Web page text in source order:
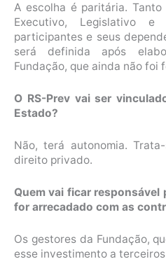
A escolha é paritária.
Executivo, Legislativo e
participantes e seus
será definida após
Fundação, que ainda não foi
O RS-Prev vai ser
Estado?
Não, terá autonomia.
direito privado.
Quem vai ficar
for arrecadado com as
Os gestores da Fundação,
esse investimento a